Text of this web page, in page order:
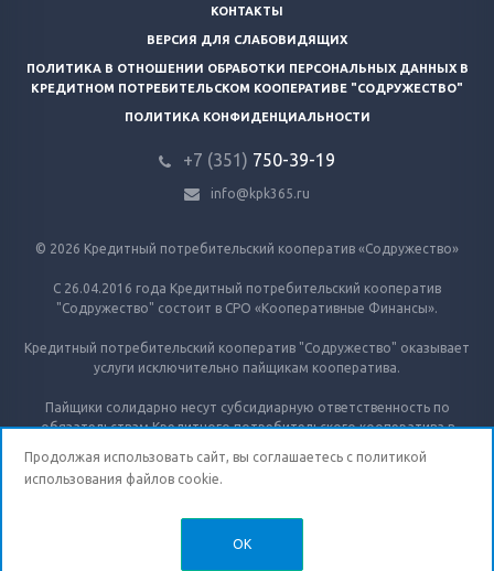
© 2026 Кредитный потребительский кооператив «Содружество»
С 26.04.2016 года Кредитный потребительский кооператив
"Содружество" состоит в СРО «Кооперативные Финансы».
Кредитный потребительский кооператив "Содружество" оказывает
услуги исключительно пайщикам кооператива.
Пайщики солидарно несут субсидиарную ответственность по
обязательствам Кредитного потребительского кооператива в
пайщиков.
КОНТАКТЫ
ВЕРСИЯ ДЛЯ СЛАБОВИДЯЩИХ
ПОЛИТИКА В ОТНОШЕНИИ ОБРАБОТКИ ПЕРСОНАЛЬНЫХ ДАННЫХ В
КРЕДИТНОМ ПОТРЕБИТЕЛЬСКОМ КООПЕРАТИВЕ "СОДРУЖЕСТВО"
ПОЛИТИКА КОНФИДЕНЦИАЛЬНОСТИ
+7 (351) 750-39-19
info@kpk365.ru
Продолжая использовать сайт, вы соглашаетесь с политикой
использования файлов cookie.
OK